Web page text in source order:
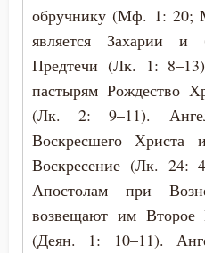
Добро
Добродетель
Дух Святой
Духовная жизнь
обручнику (Мф. 1: 20;
является Захарии и
Предтечи (Лк. 1:
пастырям Рождество
(Лк. 2: 9–11).
Воскресшего Христа
Воскресение (Лк. 24:
Апостолам при
возвещают им Второе
(Деян. 1: 10–11).